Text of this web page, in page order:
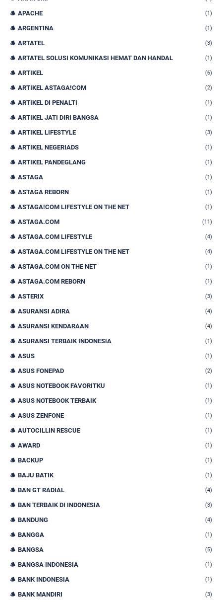
APACHE (1)
ARGENTINA (1)
ARTATEL (3)
ARTATEL SOLUSI KOMUNIKASI HEMAT DAN HANDAL (1)
ARTIKEL (6)
ARTIKEL ASTAGA!COM (2)
ARTIKEL DI PENALTI (1)
ARTIKEL JATI DIRI BANGSA (1)
ARTIKEL LIFESTYLE (3)
ARTIKEL NEGERIADS (1)
ARTIKEL PANDEGLANG (1)
ASTAGA (1)
ASTAGA REBORN (1)
ASTAGA!COM LIFESTYLE ON THE NET (1)
ASTAGA.COM (11)
ASTAGA.COM LIFESTYLE (4)
ASTAGA.COM LIFESTYLE ON THE NET (4)
ASTAGA.COM ON THE NET (1)
ASTAGA.COM REBORN (1)
ASTERIX (3)
ASURANSI ADIRA (4)
ASURANSI KENDARAAN (4)
ASURANSI TERBAIK INDONESIA (1)
ASUS (1)
ASUS FONEPAD (2)
ASUS NOTEBOOK FAVORITKU (1)
ASUS NOTEBOOK TERBAIK (1)
ASUS ZENFONE (1)
AUTOCILLIN RESCUE (1)
AWARD (1)
BACKUP (1)
BAJU BATIK (1)
BAN GT RADIAL (4)
BAN TERBAIK DI INDONESIA (3)
BANDUNG (4)
BANGGA (1)
BANGSA (5)
BANGSA INDONESIA (1)
BANK INDONESIA (1)
BANK MANDIRI (3)